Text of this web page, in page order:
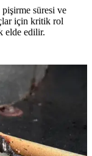
süresi ve
için kritik rol
elde edilir.